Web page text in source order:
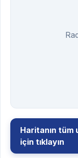
Haritanın tüm
için tıklayın